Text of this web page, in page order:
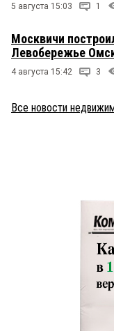
5 августа 15:03 1
Москвичи
Левобережье
4 августа 15:42 3
Все новости